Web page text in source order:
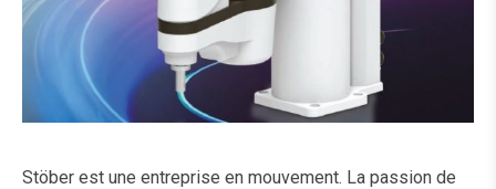
Stöber est une entreprise en mouvement. La passion de